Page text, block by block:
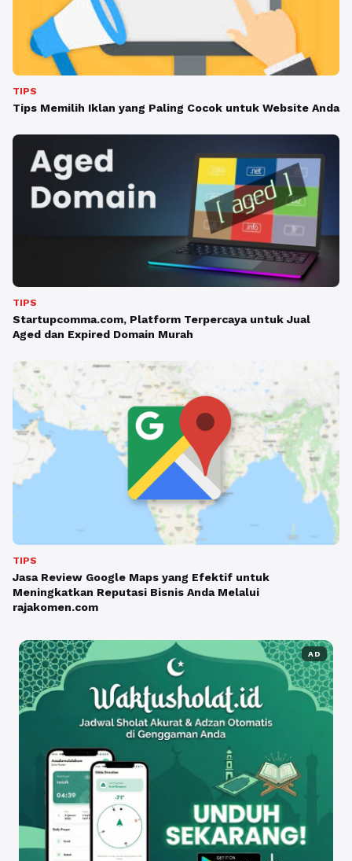
TIPS
Tips Memilih Iklan yang Paling Cocok untuk Website Anda
TIPS
Startupcomma.com, Platform Terpercaya untuk Jual
Aged dan Expired Domain Murah
TIPS
Jasa Review Google Maps yang Efektif untuk
Meningkatkan Reputasi Bisnis Anda Melalui
rajakomen.com
AD